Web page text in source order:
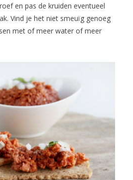
en pas de kruiden eventueel
Vind je het niet smeuïg genoeg
met of meer water of meer